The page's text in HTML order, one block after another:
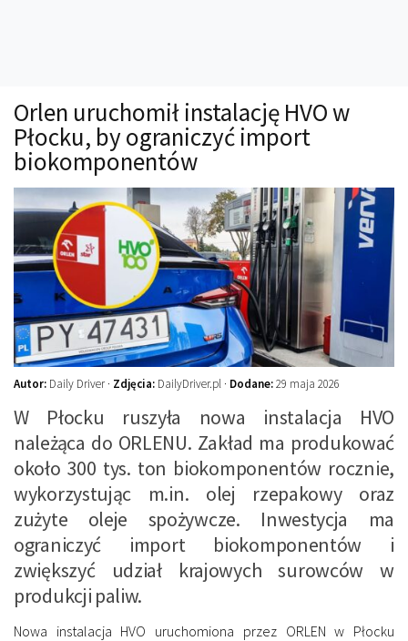
Technika jazdy
Oświetlenie
Kalkulatory
Przelicznik mocy
Auto z niemiec
Galerie
Orlen uruchomił instalację HVO w
Płocku, by ograniczyć import
biokomponentów
Autor: Daily Driver · Zdjęcia: DailyDriver.pl · Dodane:29 maja 2026
W Płocku ruszyła nowa instalacja HVO
należąca do ORLENU. Zakład ma produkować
około 300 tys. ton biokomponentów rocznie,
wykorzystując m.in. olej rzepakowy oraz
zużyte oleje spożywcze. Inwestycja ma
ograniczyć import biokomponentów i
zwiększyć udział krajowych surowców w
produkcji paliw.
Nowa instalacja HVO uruchomiona przez ORLEN w Płocku